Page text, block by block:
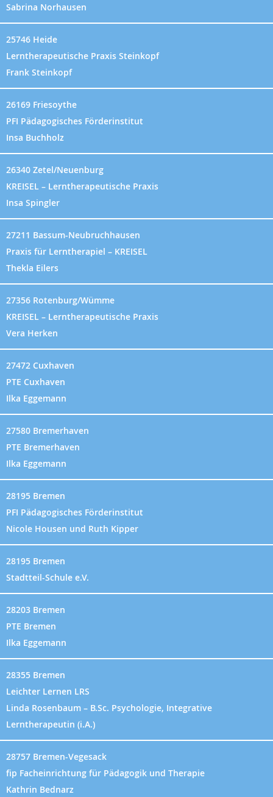
Sabrina Norhausen
25746 Heide
Lerntherapeutische Praxis Steinkopf
Frank Steinkopf
26169 Friesoythe
PFI Pädagogisches Förderinstitut
Insa Buchholz
26340 Zetel/Neuenburg
KREISEL – Lerntherapeutische Praxis
Insa Spingler
27211 Bassum-Neubruchhausen
Praxis für Lerntherapiel – KREISEL
Thekla Eilers
27356 Rotenburg/Wümme
KREISEL – Lerntherapeutische Praxis
Vera Herken
27472 Cuxhaven
PTE Cuxhaven
Ilka Eggemann
27580 Bremerhaven
PTE Bremerhaven
Ilka Eggemann
28195 Bremen
PFI Pädagogisches Förderinstitut
Nicole Housen und Ruth Kipper
28195 Bremen
Stadtteil-Schule e.V.
28203 Bremen
PTE Bremen
Ilka Eggemann
28355 Bremen
Leichter Lernen LRS
Linda Rosenbaum – B.Sc. Psychologie, Integrative
Lerntherapeutin (i.A.)
28757 Bremen-Vegesack
fip Facheinrichtung für Pädagogik und Therapie
Kathrin Bednarz